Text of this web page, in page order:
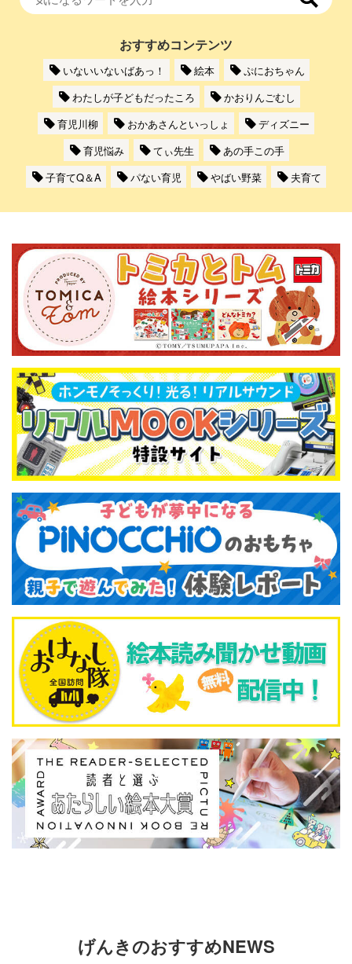
おすすめコンテンツ
いないいないばあっ！ 絵本
ぷにおちゃん
わたしが子どもだったころ
かおりんごむし
育児川柳
おかあさんといっしょ
ディズニー
育児悩み
てぃ先生
あの手この手
子育てQ＆A
パない育児 やばい野菜 夫育て
げんきのおすすめNEWS